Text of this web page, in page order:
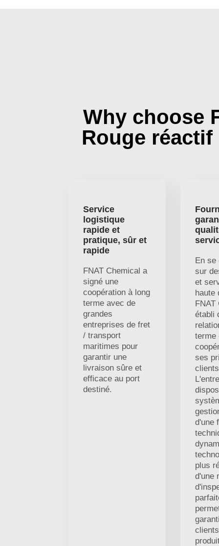
Why choose
Rouge réactif
Service
logistique
rapide et
pratique, sûr et
rapide
FNAT Chemical a
signé une
coopération à long
terme avec de
grandes
entreprises de fret
/ transport
maritimes pour
garantir une
livraison sûre et
efficace au port
destiné.
En se
sur
et
haute
FNAT
établi
terme
ses
d'une
plus
d'une